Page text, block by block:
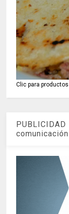
Clic para